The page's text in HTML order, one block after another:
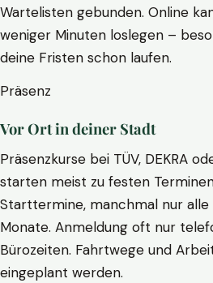
Wartelisten gebunden. Online
weniger Minuten loslegen –
deine Fristen schon laufen.
Präsenz
Vor Ort in deiner Stadt
Präsenzkurse bei TÜV, DEKRA
starten meist zu festen
Starttermine, manchmal nur
Monate. Anmeldung oft nur
Bürozeiten. Fahrtwege und
eingeplant werden.